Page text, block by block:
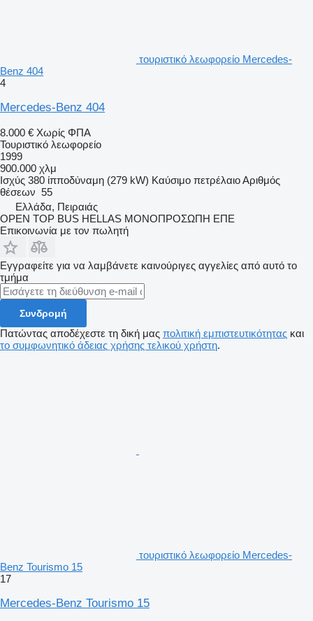
τουριστικό λεωφορείο Mercedes-
Benz 404
4
Mercedes-Benz 404
8.000 € Χωρίς ΦΠΑ
Τουριστικό λεωφορείο
1999
900.000 χλμ
Ισχύς 380 ίπποδύναμη (279 kW) Καύσιμο πετρέλαιοΑριθμός
θέσεων 55
Ελλάδα, Πειραιάς
OPEN TOP BUS HELLAS ΜΟΝΟΠΡΟΣΩΠΗ ΕΠΕ
Επικοινωνία με τον πωλητή
Εγγραφείτε για να λαμβάνετε καινούριγες αγγελίες από αυτό το
τμήμα
Συνδρομή
Πατώντας αποδέχεστε τη δική μας πολιτική εμπιστευτικότητας και
το συμφωνητικό άδειας χρήσης τελικού χρήστη.
τουριστικό λεωφορείο Mercedes-
Benz Tourismo 15
17
Mercedes-Benz Tourismo 15